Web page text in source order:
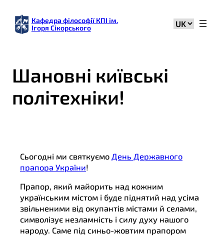
Кафедра філософії КПІ ім.
Ігоря Сікорського
Вибрати
Шановні київські
політехніки!
Сьогодні ми святкуємо День Державного
прапора України!
Прапор, який майорить над кожним
українським містом і буде піднятий над усіма
звільненими від окупантів містами й селами,
символізує незламність і силу духу нашого
народу. Саме під синьо-жовтим прапором